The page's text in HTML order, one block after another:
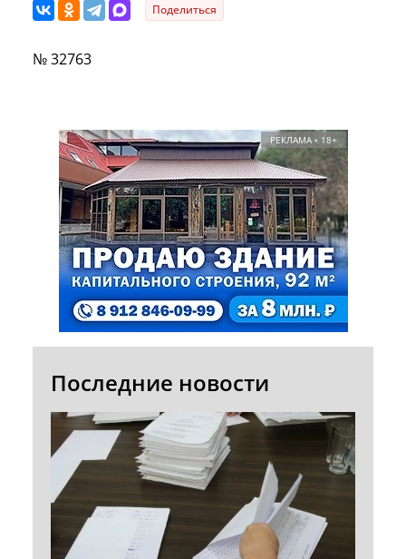
Поделиться
№ 32763
РЕКЛАМА • 18+
Последние новости